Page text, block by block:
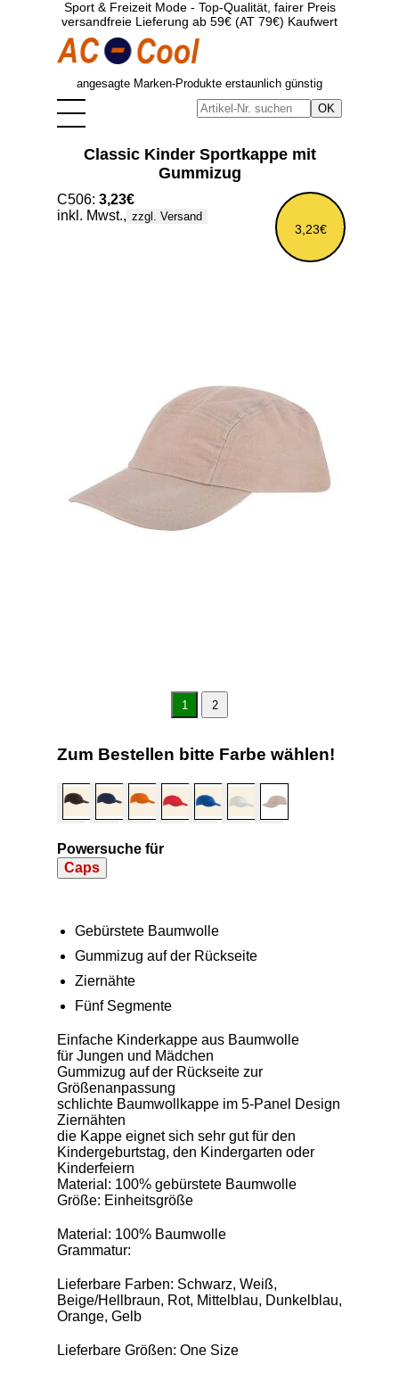
Sport & Freizeit Mode - Top-Qualität, fairer Preis
versandfreie Lieferung ab 59€ (AT 79€) Kaufwert
angesagte Marken-Produkte erstaunlich günstig
Classic Kinder Sportkappe mit
Gummizug
3,23€
C506: 3,23€
inkl. Mwst., zzgl. Versand
1 2
Zum Bestellen bitte Farbe wählen!
Powersuche für
Caps
Gebürstete Baumwolle
Gummizug auf der Rückseite
Ziernähte
Fünf Segmente
Einfache Kinderkappe aus Baumwolle
für Jungen und Mädchen
Gummizug auf der Rückseite zur
Größenanpassung
schlichte Baumwollkappe im 5-Panel Design
Ziernähten
die Kappe eignet sich sehr gut für den
Kindergeburtstag, den Kindergarten oder
Kinderfeiern
Material: 100% gebürstete Baumwolle
Größe: Einheitsgröße
Material: 100% Baumwolle
Grammatur:
Lieferbare Farben: Schwarz, Weiß,
Beige/Hellbraun, Rot, Mittelblau, Dunkelblau,
Orange, Gelb
Lieferbare Größen: One Size